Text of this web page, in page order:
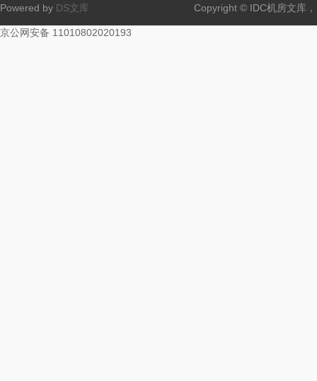
Powered by DS文库 Copyright © IDC机房文库
京公网安备 11010802020193